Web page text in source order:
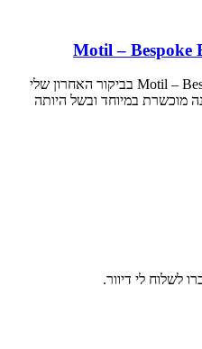
העיצובים הקסומים של Motil – Bespoke Bridal בביקור האחרון שלי
מוכשרת במיוחד ובשל היותה
לשלוח לי דיוור.